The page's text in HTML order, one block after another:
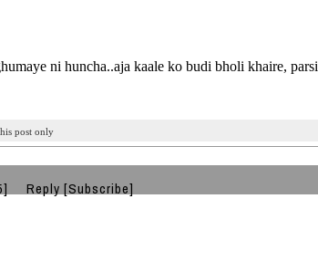
ni huncha..aja kaale ko budi bholi khaire, parsi
post only
Reply [Subscribe]